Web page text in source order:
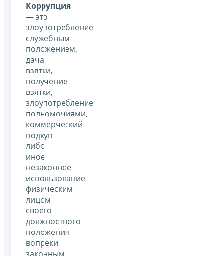
Коррупция
— это
злоупотребление
служебным
положением,
дача
взятки,
получение
взятки,
злоупотребление
полномочиями,
коммерческий
подкуп
либо
иное
незаконное
использование
физическим
лицом
своего
должностного
положения
вопреки
законным